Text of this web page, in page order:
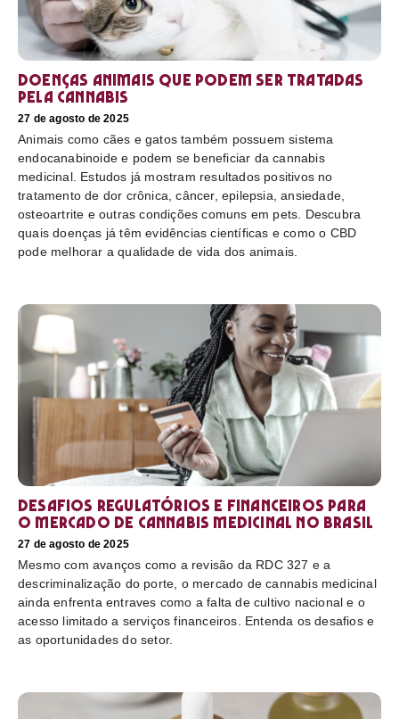
Doenças animais que podem ser tratadas
pela cannabis
27 de agosto de 2025
Animais como cães e gatos também possuem sistema
endocanabinoide e podem se beneficiar da cannabis
medicinal. Estudos já mostram resultados positivos no
tratamento de dor crônica, câncer, epilepsia, ansiedade,
osteoartrite e outras condições comuns em pets. Descubra
quais doenças já têm evidências científicas e como o CBD
pode melhorar a qualidade de vida dos animais.
Desafios regulatórios e financeiros para
o mercado de cannabis medicinal no Brasil
27 de agosto de 2025
Mesmo com avanços como a revisão da RDC 327 e a
descriminalização do porte, o mercado de cannabis medicinal
ainda enfrenta entraves como a falta de cultivo nacional e o
acesso limitado a serviços financeiros. Entenda os desafios e
as oportunidades do setor.